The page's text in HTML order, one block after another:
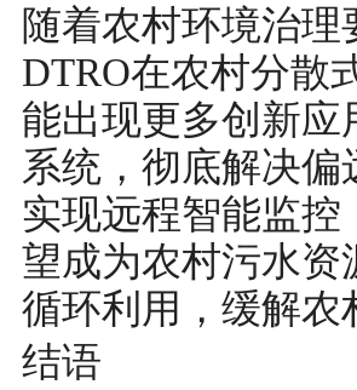
随着农村环境治
DTRO在农村分散
能出现更多创新应
系统，彻底解决
实现远程智能监控
望成为农村污水资
循环利用，缓解农
结语